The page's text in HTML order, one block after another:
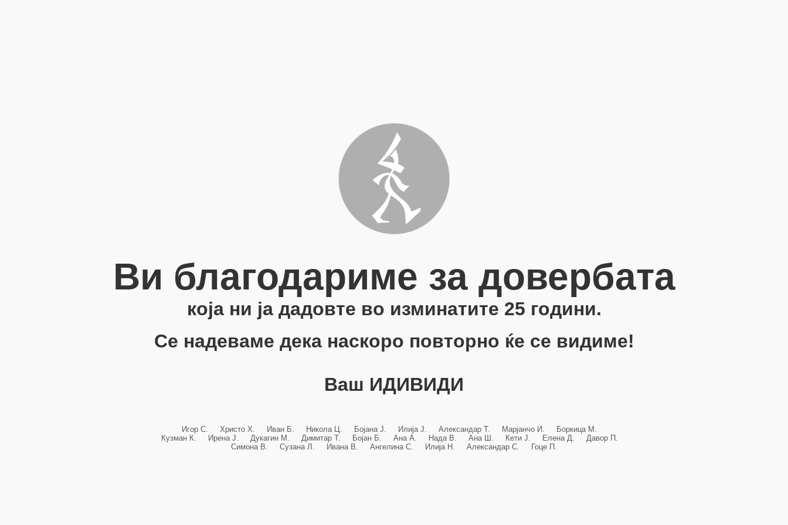
Ви благодариме за довербата
која ни ја дадовте во изминатите 25 години.
Се надеваме дека наскоро повторно ќе се видиме!
Ваш ИДИВИДИ
Игор С. Христо Х. Иван Б. Никола Ц. Бојана Ј. Илија Ј. Александар Т. Марјанчо И. Боркица М.
Кузман К. Ирена Ј. Дукагин М. Димитар Т. Бојан Б. Ана А. Нада В. Ана Ш. Кети Ј. Елена Д. Давор П.
Симона В. Сузана Л. Ивана В. Ангелина С. Илија Н. Александар С. Гоце П.